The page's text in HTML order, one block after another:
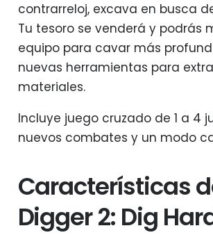
contrarreloj, excava en busca
Tu tesoro se venderá y podrás
equipo para cavar más
nuevas herramientas para
materiales.
Incluye juego cruzado de 1 a 4
nuevos combates y un modo
Características
Digger 2: Dig